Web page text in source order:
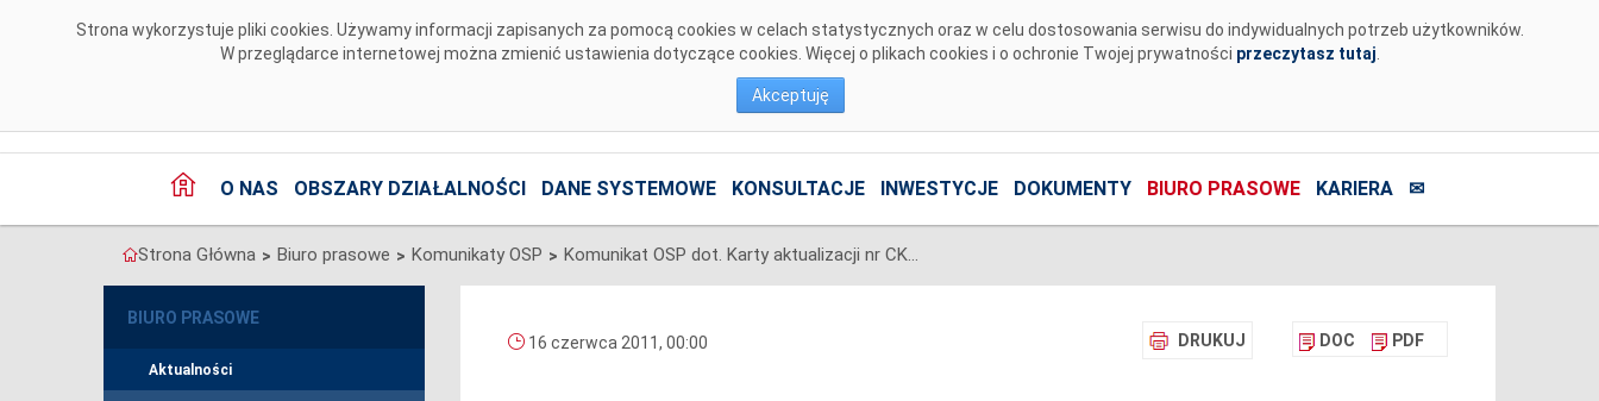
Strona wykorzystuje pliki cookies. Używamy informacji zapisanych za pomocą cookies w celach statystycznych oraz w celu dostosowania serwisu do indywidualnych potrzeb użytkowników.
W przeglądarce internetowej można zmienić ustawienia dotyczące cookies. Więcej o plikach cookies i o ochronie Twojej prywatności przeczytasz tutaj
Akceptuję
O NAS OBSZARY DZIAŁALNOŚCI DANE SYSTEMOWE KONSULTACJE INWESTYCJE DOKUMENTY BIURO PRASOWE KARIERA ✉
Strona Główna > Biuro prasowe > Komunikaty OSP > Komunikat OSP dot. Karty aktualizacji nr CK/1/2011 IRiESP - Warunki korzystania, prowadzenia ruchu, eksploatacji i planowania rozwoju sieci
BIURO PRASOWE
Aktualności
DRUKUJ DOC PDF
16 czerwca 2011, 00:00